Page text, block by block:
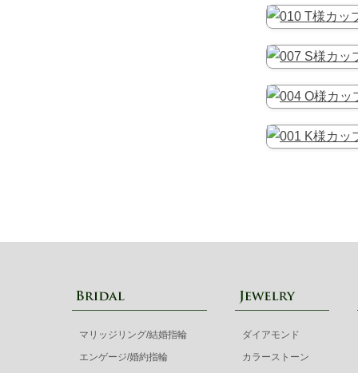
マリッジリング/結婚指輪
エンゲージ/婚約指輪
ダイアモンド
カラーストーン